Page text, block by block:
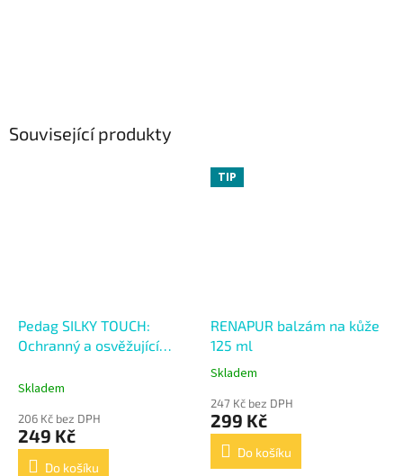
Související produkty
Pedag SILKY TOUCH:
Ochranný a osvěžující
Skladem
206 Kč bez DPH
249 Kč
Do košíku
TIP
RENAPUR balzám na kůže
125 ml
Průměrné
produktu
je
4,7
Skladem
247 Kč bez DPH
299 Kč
Do košíku